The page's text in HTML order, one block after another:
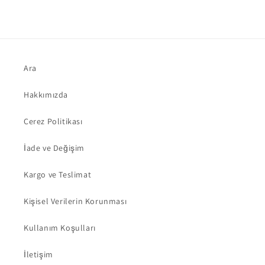
Ara
Hakkımızda
Çerez Politikası
İade ve Değişim
Kargo ve Teslimat
Kişisel Verilerin Korunması
Kullanım Koşulları
İletişim